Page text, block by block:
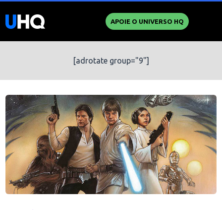
APOIE O UNIVERSO HQ
[adrotate group="9"]